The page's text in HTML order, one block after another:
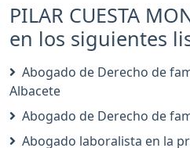
PILAR CUESTA
en los siguientes
Abogado de Derecho de
Albacete
Abogado de Derecho de
Abogado laboralista en la